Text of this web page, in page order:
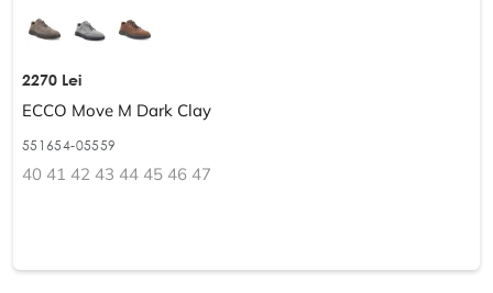
2270 Lei
ECCO Move M Dark Clay
551654-05559
40 41 42 43 44 45 46 47